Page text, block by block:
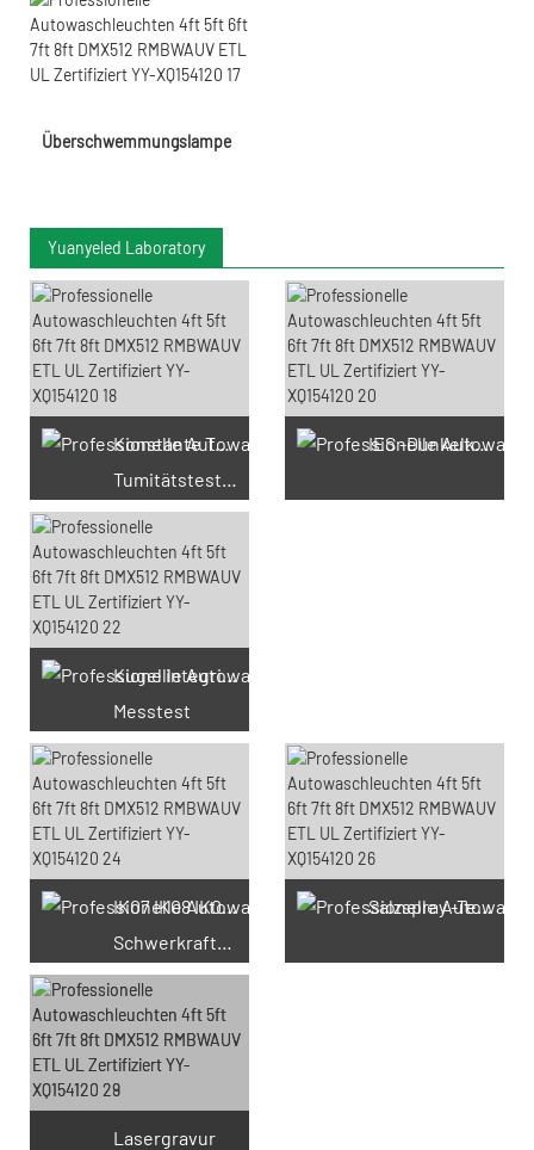
Überschwemmungslampe
Yuanyeled Laboratory
Konstante Temperatur und
Tumitätstestkammer
IES -Dunkelkammertest
Kugel integrieren
Messtest
66 verfügbare Gutscheine
IK07 IK08 IK09 IK10
Schwerkrafttest
Salzspray -Test
Lasergravur